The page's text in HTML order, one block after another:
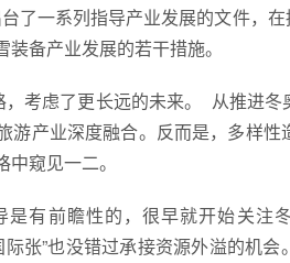
了一系列指导产业发展的文件，
备产业发展的若干措施。
，考虑了更长远的未来。 从推进
游产业深度融合。反而是，多样
窥见一二。
是有前瞻性的，很早就开始关注
际张”也没错过承接资源外溢的